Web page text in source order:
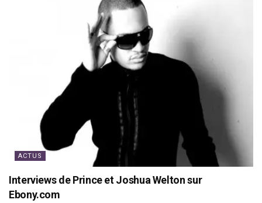
ACTUS
Interviews de Prince et Joshua Welton sur
Ebony.com